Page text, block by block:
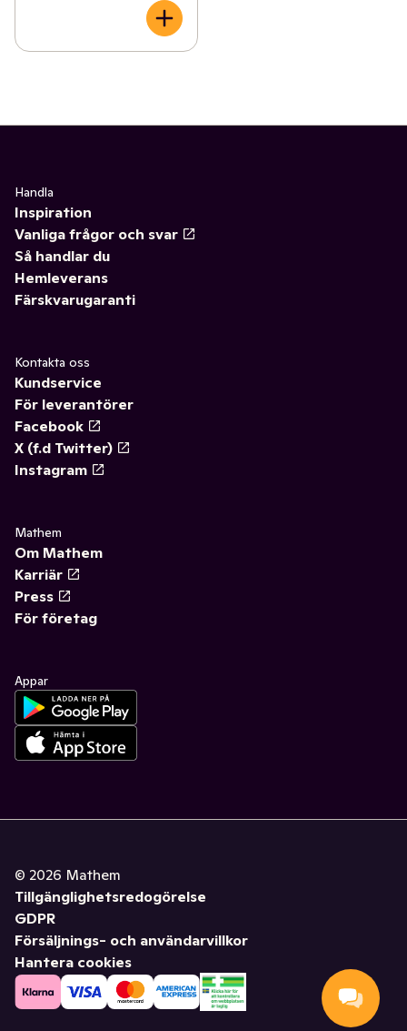
Handla
Inspiration
Vanliga frågor och svar
Så handlar du
Hemleverans
Färskvarugaranti
Kontakta oss
Kundservice
För leverantörer
Facebook
X (f.d Twitter)
Instagram
Mathem
Om Mathem
Karriär
Press
För företag
Appar
© 2026 Mathem
Tillgänglighetsredogörelse
GDPR
Försäljnings- och användarvillkor
Hantera cookies